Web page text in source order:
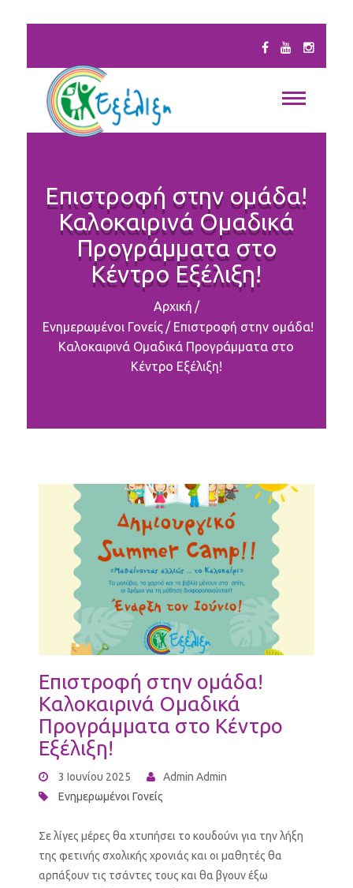
Επιστροφή στην ομάδα!
Καλοκαιρινά Ομαδικά
Προγράμματα στο
Κέντρο Εξέλιξη!
Αρχική /
Ενημερωμένοι Γονείς /Επιστροφή στην ομάδα!
Καλοκαιρινά Ομαδικά Προγράμματα στο
Κέντρο Εξέλιξη!
Επιστροφή στην ομάδα!
Καλοκαιρινά Ομαδικά
Προγράμματα στο Κέντρο
Εξέλιξη!
3 Ιουνίου 2025
Admin Admin
Ενημερωμένοι Γονείς
Σε λίγες μέρες θα χτυπήσει το κουδούνι για την λήξη
της φετινής σχολικής χρονιάς και οι μαθητές θα
αρπάξουν τις τσάντες τους και θα βγουν έξω